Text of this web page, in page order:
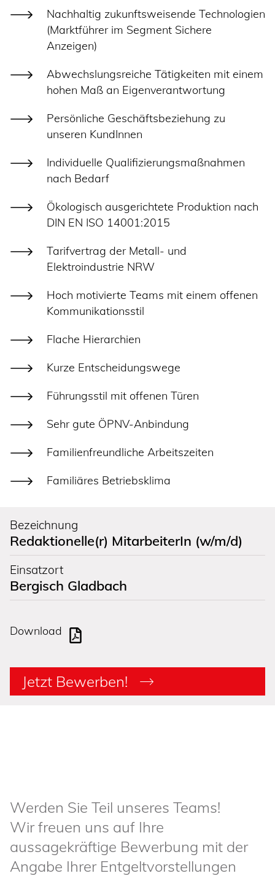
Nachhaltig zukunftsweisende Technologien
(Marktführer im Segment Sichere
Anzeigen)
Abwechslungsreiche Tätigkeiten mit einem
hohen Maß an Eigenverantwortung
Persönliche Geschäftsbeziehung zu
unseren KundInnen
Individuelle Qualifizierungsmaßnahmen
nach Bedarf
Ökologisch ausgerichtete Produktion nach
DIN EN ISO 14001:2015
Tarifvertrag der Metall- und
Elektroindustrie NRW
Hoch motivierte Teams mit einem offenen
Kommunikationsstil
Flache Hierarchien
Kurze Entscheidungswege
Führungsstil mit offenen Türen
Sehr gute ÖPNV-Anbindung
Familienfreundliche Arbeitszeiten
Familiäres Betriebsklima
Bezeichnung
Redaktionelle(r) MitarbeiterIn (w/m/d)
Einsatzort
Bergisch Gladbach
Down­load
Jetzt Bewerben!
Werden Sie Teil unseres Teams!
Wir freuen uns auf Ihre
aussagekräftige Bewerbung mit der
Angabe Ihrer Entgeltvorstellungen